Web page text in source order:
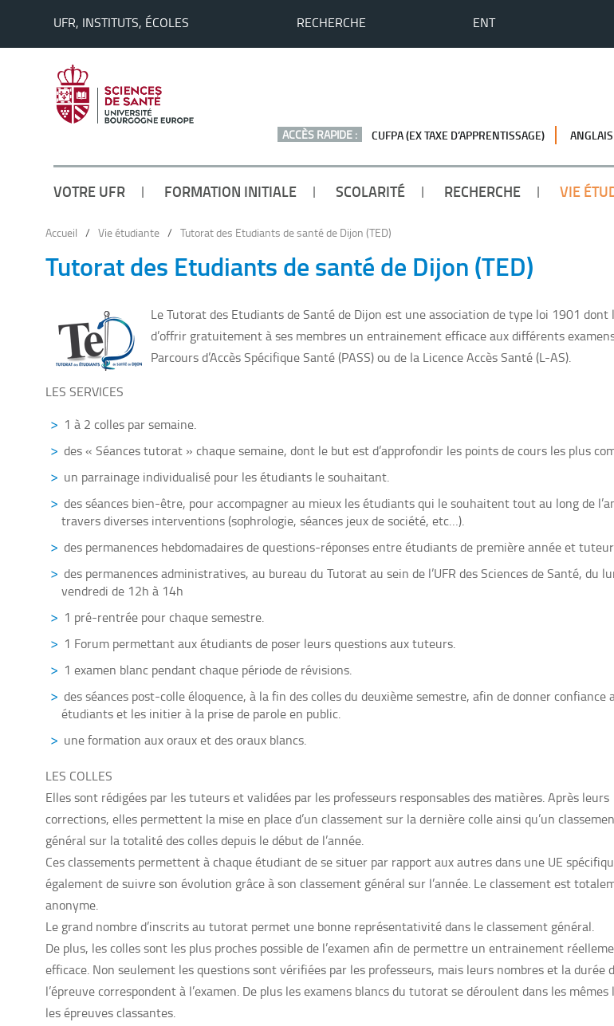
UFR, INSTITUTS, ÉCOLES RECHERCHE ENT
ACCÈS RAPIDE : CUFPA (EX TAXE D’APPRENTISSAGE)
VOTRE UFR FORMATION INITIALE SCOLARITÉ RECHERCHE VIE
Accueil / Vie étudiante / Tutorat des Etudiants de santé de Dijon (TED)
Tutorat des Etudiants de santé de Dijon (TED)
Le Tutorat des Etudiants de Santé de Dijon est une association de type loi 1901 dont
d’offrir gratuitement à ses membres un entrainement efficace aux différents
Parcours d’Accès Spécifique Santé (PASS) ou de la Licence Accès Santé (L-AS).
LES SERVICES
1 à 2 colles par semaine.
des « Séances tutorat » chaque semaine, dont le but est d’approfondir les points de cours les plus
un parrainage individualisé pour les étudiants le souhaitant.
des séances bien-être, pour accompagner au mieux les étudiants qui le souhaitent tout au long de
travers diverses interventions (sophrologie, séances jeux de société, etc…).
des permanences hebdomadaires de questions-réponses entre étudiants de première année et
des permanences administratives, au bureau du Tutorat au sein de l’UFR des Sciences de Santé, du
vendredi de 12h à 14h
1 pré-rentrée pour chaque semestre.
1 Forum permettant aux étudiants de poser leurs questions aux tuteurs.
1 examen blanc pendant chaque période de révisions.
des séances post-colle éloquence, à la fin des colles du deuxième semestre, afin de donner confiance
étudiants et les initier à la prise de parole en public.
une formation aux oraux et des oraux blancs.
LES COLLES
Elles sont rédigées par les tuteurs et validées par les professeurs responsables des matières. Après leurs
corrections, elles permettent la mise en place d’un classement sur la dernière colle ainsi qu’un
général sur la totalité des colles depuis le début de l’année.
Ces classements permettent à chaque étudiant de se situer par rapport aux autres dans une UE
également de suivre son évolution grâce à son classement général sur l’année. Le classement est
anonyme.
Le grand nombre d’inscrits au tutorat permet une bonne représentativité dans le classement général.
De plus, les colles sont les plus proches possible de l’examen afin de permettre un entrainement
efficace. Non seulement les questions sont vérifiées par les professeurs, mais leurs nombres et la durée
l’épreuve correspondent à l’examen. De plus les examens blancs du tutorat se déroulent dans les mêmes
les épreuves classantes.